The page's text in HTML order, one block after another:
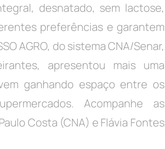
desnatado, sem lactose,
preferências e garantem
AGRO, do sistema CNA/Senar,
apresentou mais uma
ganhando espaço entre os
Acompanhe as
Costa (CNA) e Flávia Fontes